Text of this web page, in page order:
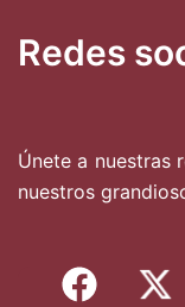
Redes
Únete a nuestras
nuestros